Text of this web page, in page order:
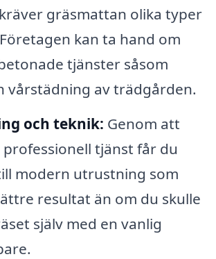
gräsmattan olika typer
kan ta hand om
tjänster såsom
vårstädning av trädgården.
och teknik: Genom att
tjänst får du
modern utrustning som
resultat än om du skulle
själv med en vanlig